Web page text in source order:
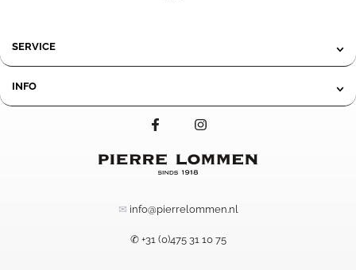
SERVICE
INFO
✉ info@pierrelommen.nl
✆ +31 (0)475 31 10 75